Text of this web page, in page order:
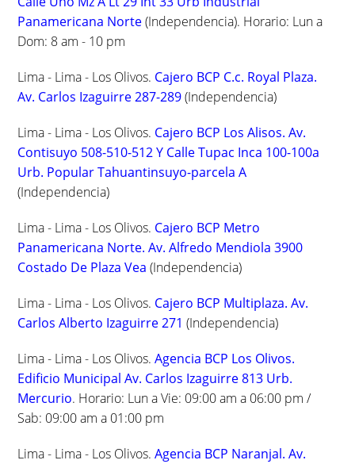
Panamericana Norte(Independencia). Horario: Lun a
Dom: 8 am - 10 pm
Lima - Lima - Los Olivos. Cajero BCP C.c. Royal Plaza.
Av. Carlos Izaguirre 287-289(Independencia)
Lima - Lima - Los Olivos. Cajero BCP Los Alisos. Av.
Contisuyo 508-510-512 Y Calle Tupac Inca 100-100a
Urb. Popular Tahuantinsuyo-parcela A
(Independencia)
Lima - Lima - Los Olivos. Cajero BCP Metro
Panamericana Norte. Av. Alfredo Mendiola 3900
Costado De Plaza Vea (Independencia)
Lima - Lima - Los Olivos. Cajero BCP Multiplaza. Av.
Carlos Alberto Izaguirre 271 (Independencia)
Lima - Lima - Los Olivos.Agencia BCP Los Olivos.
Edificio Municipal Av. Carlos Izaguirre 813 Urb.
Mercurio. Horario: Lun a Vie: 09:00 am a 06:00 pm /
Sab: 09:00 am a 01:00 pm
Lima - Lima - Los Olivos.Agencia BCP Naranjal. Av.